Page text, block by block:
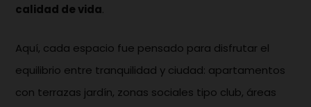
calidad de vida.
Aquí, cada espacio fue pensado para disfrutar el
equilibrio entre tranquilidad y ciudad: apartamentos
con terrazas jardín, zonas sociales tipo club, áreas